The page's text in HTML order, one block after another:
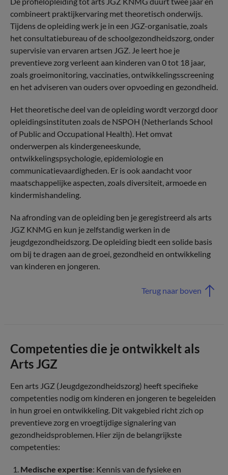
combineert praktijkervaring met theoretisch onderwijs.
Tijdens de opleiding werk je in een JGZ-organisatie, zoals
het consultatiebureau of de schoolgezondheidszorg, onder
supervisie van ervaren artsen JGZ. Je leert hoe je
preventieve zorg verleent aan kinderen van 0 tot 18 jaar,
zoals groeimonitoring, vaccinaties, ontwikkelingsscreening
en het adviseren van ouders over opvoeding en gezondheid.
Het theoretische deel van de opleiding wordt verzorgd door
opleidingsinstituten zoals de NSPOH (Netherlands School
of Public and Occupational Health). Het omvat
onderwerpen als kindergeneeskunde,
ontwikkelingspsychologie, epidemiologie en
communicatievaardigheden. Er is ook aandacht voor
maatschappelijke aspecten, zoals diversiteit, armoede en
kindermishandeling.
Na afronding van de opleiding ben je geregistreerd als arts
JGZ KNMG en kun je zelfstandig werken in de
jeugdgezondheidszorg. De opleiding biedt een solide basis
om bij te dragen aan de groei, gezondheid en ontwikkeling
van kinderen en jongeren.
Terug naar boven
Competenties die je ontwikkelt als
Arts JGZ
Een arts JGZ (Jeugdgezondheidszorg) heeft specifieke
competenties nodig om kinderen en jongeren te begeleiden
in hun groei en ontwikkeling. Dit vakgebied richt zich op
preventieve zorg en vroegtijdige signalering van
gezondheidsproblemen. Hier zijn de belangrijkste
competenties:
Medische expertise: Kennis van de fysieke en